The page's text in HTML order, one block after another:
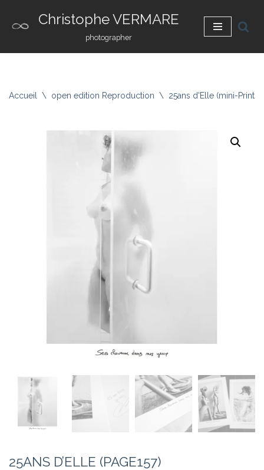
Aller
Christophe VERMARE
photographer
Accueil \ open edition Reproduction \ 25ans d'Elle (mini-Prints)
25ANS D’ELLE (PAGE157)